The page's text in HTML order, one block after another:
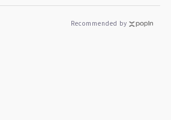
Recommended by